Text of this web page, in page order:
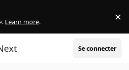
Learn more. ×
Se connecter